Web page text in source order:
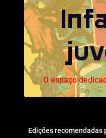
O espaço
Edições recomendadas